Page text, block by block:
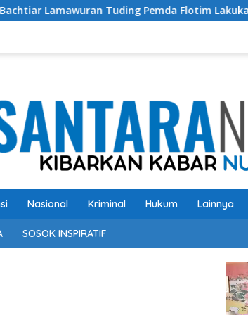
Tuding Pemda Flotim Lakukan Kamuflase
Nasional Kriminal Hukum Lainnya
SOSOK INSPIRATIF